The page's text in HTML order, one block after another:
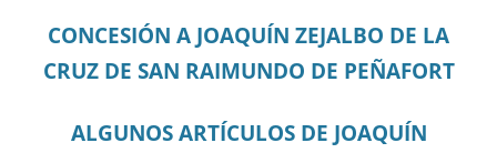
CONCESIÓN A JOAQUÍN ZEJALBO DE LA
CRUZ DE SAN RAIMUNDO DE PEÑAFORT
ALGUNOS ARTÍCULOS DE JOAQUÍN